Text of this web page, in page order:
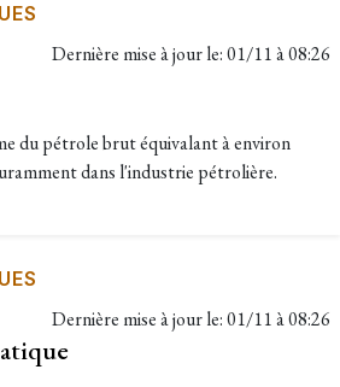
Dernière mise à jour le:01/11 à 08:26
du pétrole brut équivalant à environ
dans l'industrie pétrolière.
Dernière mise à jour le:01/11 à 08:26